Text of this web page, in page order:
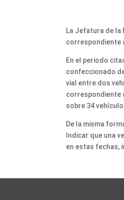
La Jefatura de
correspondiente
En el periodo
confeccionado
vial entre dos
correspondiente
sobre 34
De la misma
Indicar que una
en estas fechas,